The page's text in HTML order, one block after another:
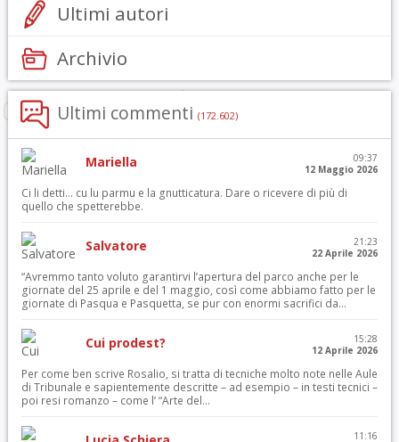
Ultimi autori
Archivio
Ultimi commenti (172.602)
Mariella
09:37
12 Maggio 2026
Ci li detti… cu lu parmu e la gnutticatura. Dare o ricevere di più di
quello che spetterebbe.
Salvatore
21:23
22 Aprile 2026
“Avremmo tanto voluto garantirvi l’apertura del parco anche per le
giornate del 25 aprile e del 1 maggio, così come abbiamo fatto per le
giornate di Pasqua e Pasquetta, se pur con enormi sacrifici da...
Cui prodest?
15:28
12 Aprile 2026
Per come ben scrive Rosalio, si tratta di tecniche molto note nelle Aule
di Tribunale e sapientemente descritte – ad esempio – in testi tecnici –
poi resi romanzo – come l’ “Arte del...
11:16